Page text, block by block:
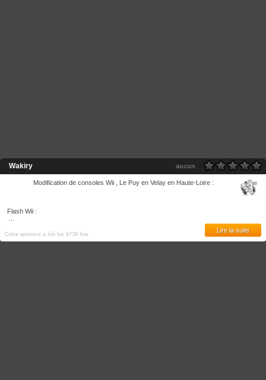
Wakiry aucun
Modification de consoles Wii , Le Puy en Velay en Haute-Loire :
Flash Wii :
Cette annonce a été lue 6739 fois
Lire la suite